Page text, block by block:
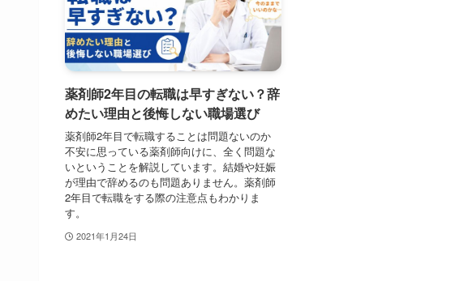
薬剤師2年目の転職は早すぎない？辞
めたい理由と後悔しない職場選び
薬剤師2年目で転職することは問題ないのか
不安に思っている薬剤師向けに、全く問題な
いということを解説しています。結婚や妊娠
が理由で辞めるのも問題ありません。薬剤師
2年目で転職をする際の注意点もわかりま
す。
2021年1月24日